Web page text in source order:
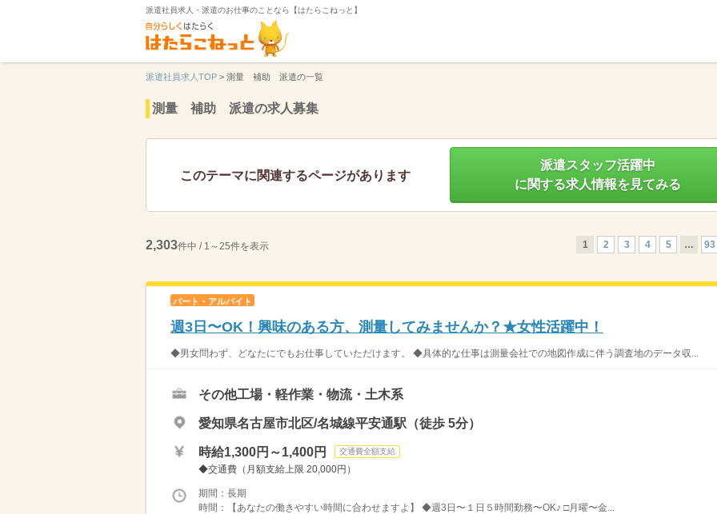
派遣社員求人・派遣のお仕事のことなら【はたらこねっと】
派遣社員求人TOP > 測量 補助 派遣の一覧
測量 補助 派遣の求人募集
このテーマに関連するページがあります
派遣スタッフ活躍中
に関する求人情報を見てみる
2,303件中 / 1～25件を表示 1 2 3 4 5 … 93
パート・アルバイト
週3日〜OK！興味のある方、測量してみませんか？★女性活躍中！
◆男女問わず、どなたにでもお仕事していただけます。 ◆具体的な仕事は測量会社での地図作成に伴う調査地のデータ収...
その他工場・軽作業・物流・土木系
愛知県名古屋市北区/名城線平安通駅（徒歩 5分）
時給1,300円～1,400円 交通費全額支給
◆交通費（月額支給上限 20,000円）
期間：長期
時間：【あなたの働きやすい時間に合わせますよ】 ◆週3日〜１日５時間勤務〜OK♪ □月曜〜金...